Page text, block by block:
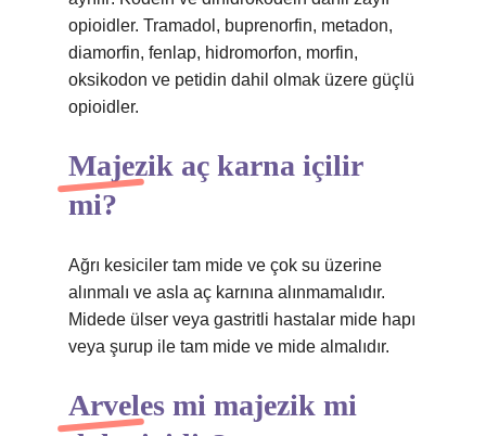
opioidler. Tramadol, buprenorfin, metadon,
diamorfin, fenlap, hidromorfon, morfin,
oksikodon ve petidin dahil olmak üzere güçlü
opioidler.
Majezik aç karna içilir
mi?
Ağrı kesiciler tam mide ve çok su üzerine
alınmalı ve asla aç karnına alınmamalıdır.
Midede ülser veya gastritli hastalar mide hapı
veya şurup ile tam mide ve mide almalıdır.
Arveles mi majezik mi